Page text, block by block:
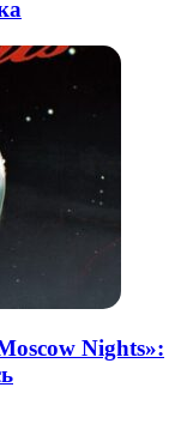
Nights»: